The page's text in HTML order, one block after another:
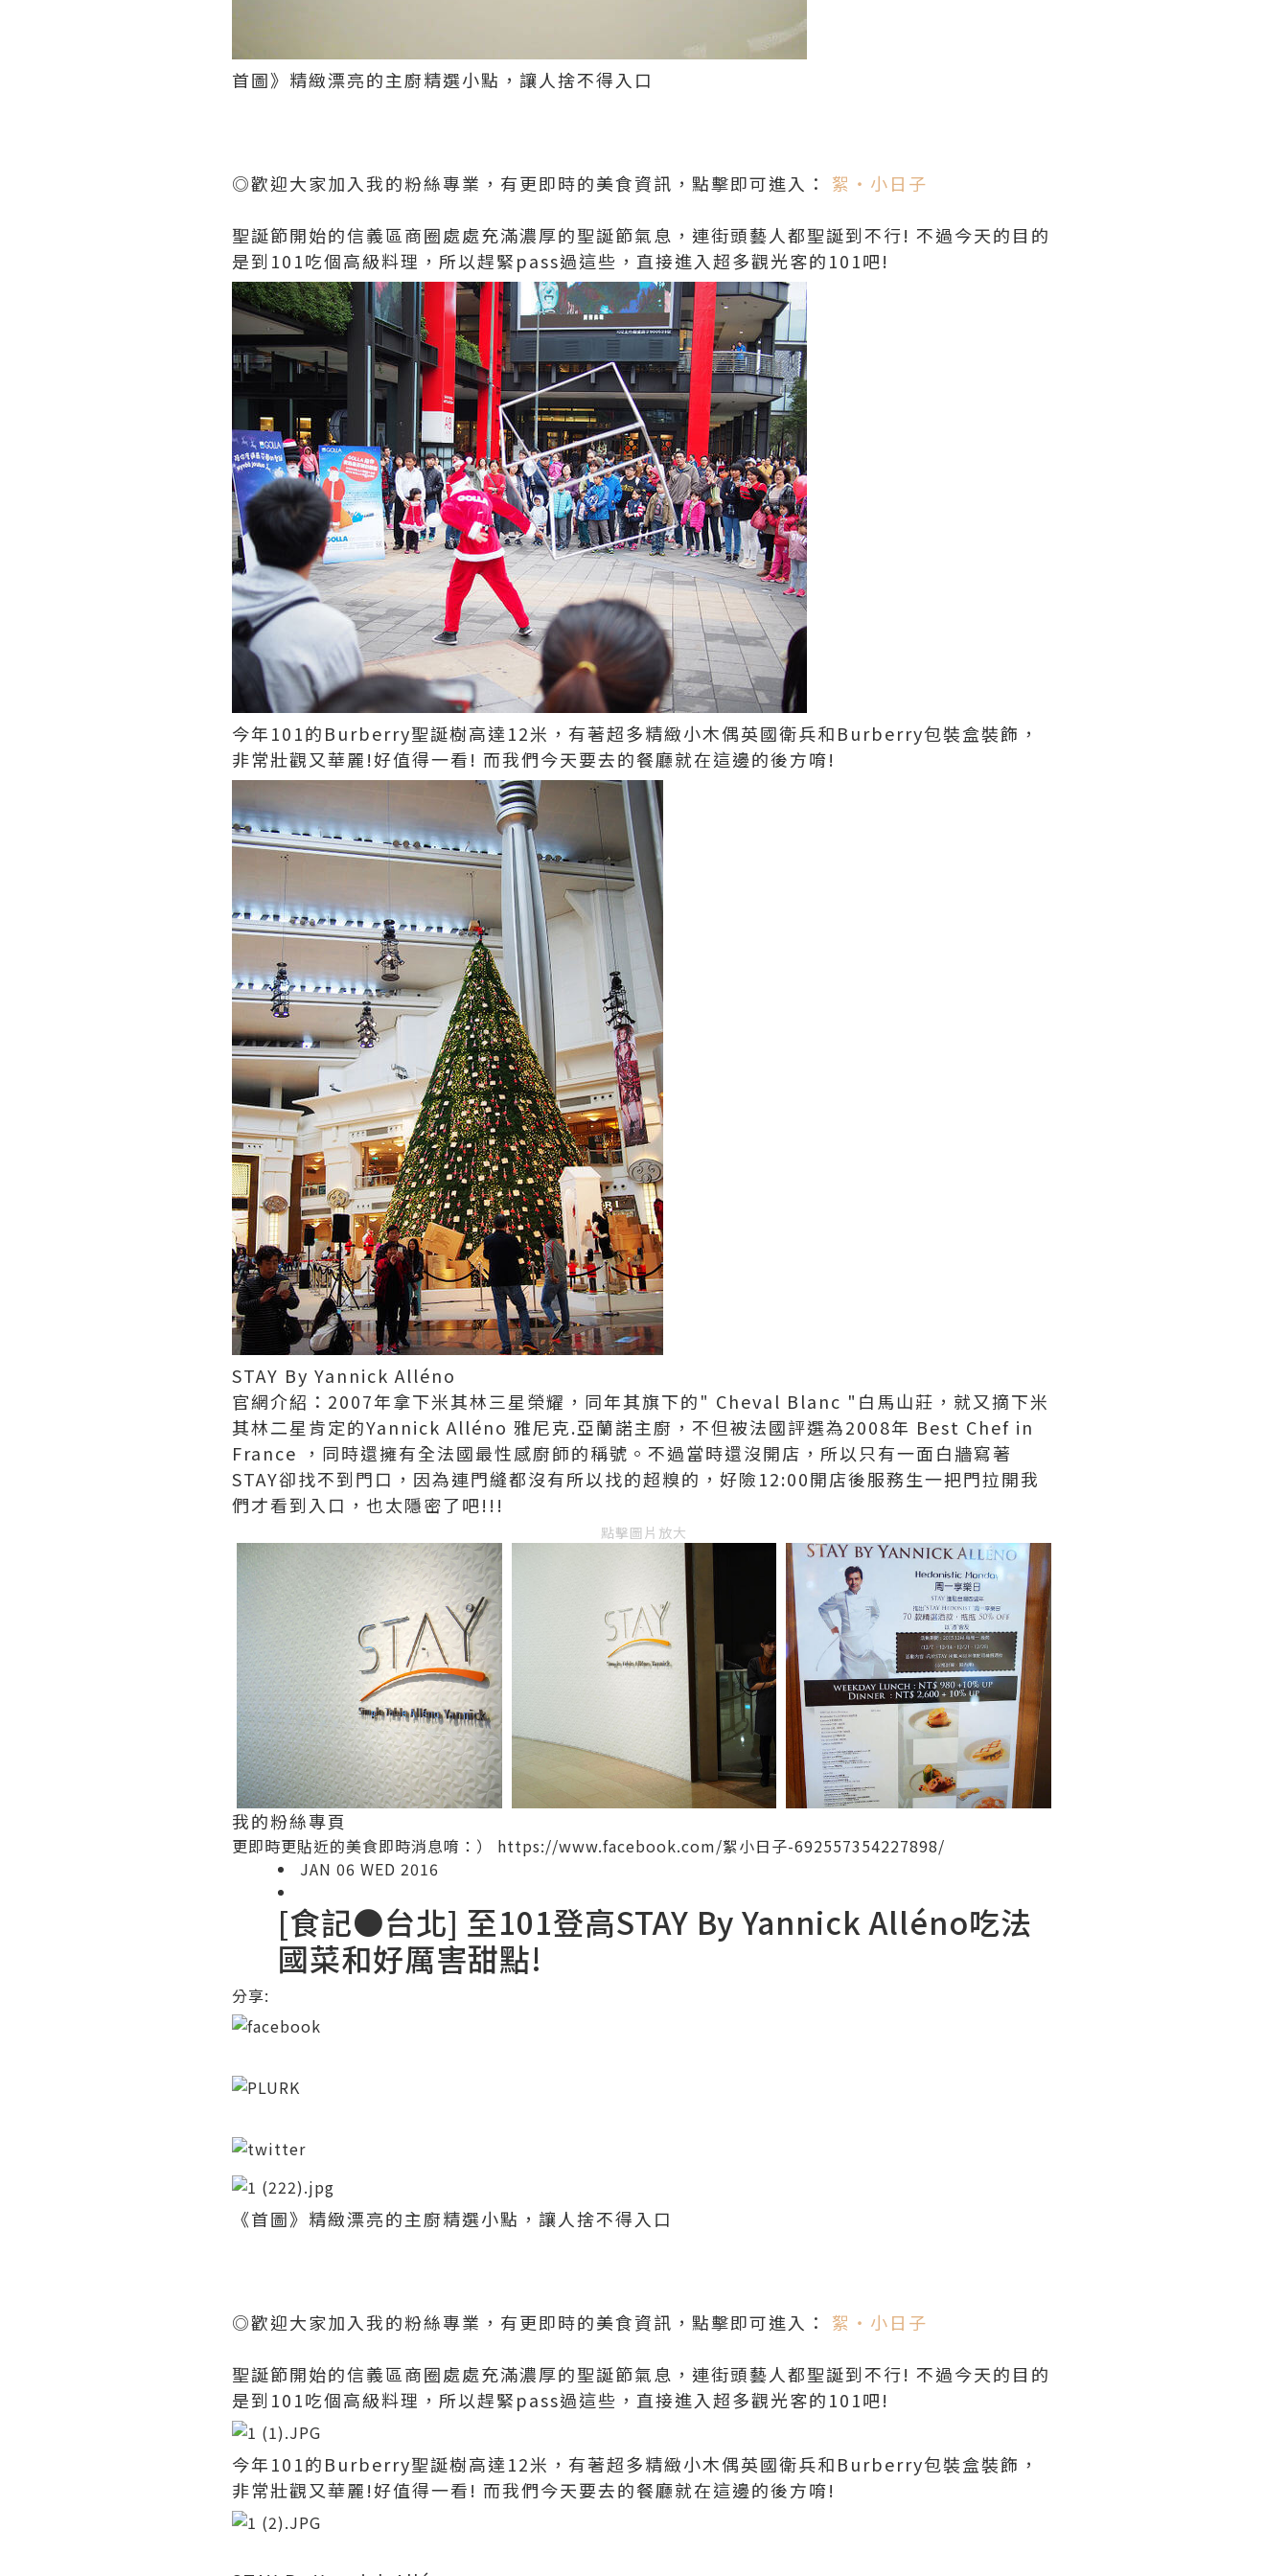
首圖》精緻漂亮的主廚精選小點，讓人捨不得入口
◎歡迎大家加入我的粉絲專業，有更即時的美食資訊，點擊即可進入： 絮‧小日子
聖誕節開始的信義區商圈處處充滿濃厚的聖誕節氣息，連街頭藝人都聖誕到不行! 不過今天的目的
是到101吃個高級料理，所以趕緊pass過這些，直接進入超多觀光客的101吧!
今年101的Burberry聖誕樹高達12米，有著超多精緻小木偶英國衛兵和Burberry包裝盒裝飾，
非常壯觀又華麗!好值得一看! 而我們今天要去的餐廳就在這邊的後方唷!
STAY By Yannick Alléno
官網介紹：2007年拿下米其林三星榮耀，同年其旗下的" Cheval Blanc "白馬山莊，就又摘下米
其林二星肯定的Yannick Alléno 雅尼克.亞蘭諾主廚，不但被法國評選為2008年 Best Chef in
France ，同時還擁有全法國最性感廚師的稱號。不過當時還沒開店，所以只有一面白牆寫著
STAY卻找不到門口，因為連門縫都沒有所以找的超糗的，好險12:00開店後服務生一把門拉開我
們才看到入口，也太隱密了吧!!!
點擊圖片放大
我的粉絲專頁
更即時更貼近的美食即時消息唷：） https://www.facebook.com/絮小日子-692557354227898/
JAN 06 WED 2016
[食記●台北] 至101登高STAY By Yannick Alléno吃法
國菜和好厲害甜點!
分享:
《首圖》精緻漂亮的主廚精選小點，讓人捨不得入口
◎歡迎大家加入我的粉絲專業，有更即時的美食資訊，點擊即可進入： 絮‧小日子
聖誕節開始的信義區商圈處處充滿濃厚的聖誕節氣息，連街頭藝人都聖誕到不行! 不過今天的目的
是到101吃個高級料理，所以趕緊pass過這些，直接進入超多觀光客的101吧!
今年101的Burberry聖誕樹高達12米，有著超多精緻小木偶英國衛兵和Burberry包裝盒裝飾，
非常壯觀又華麗!好值得一看! 而我們今天要去的餐廳就在這邊的後方唷!